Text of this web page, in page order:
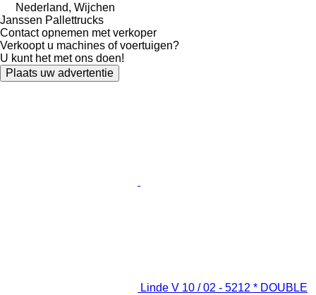
Nederland, Wijchen
Janssen Pallettrucks
Contact opnemen met verkoper
Verkoopt u machines of voertuigen?
U kunt het met ons doen!
Plaats uw advertentie
Linde V 10 / 02 - 5212 * DOUBLE